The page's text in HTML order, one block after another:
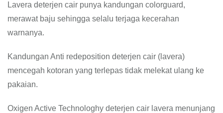
Lavera deterjen cair punya kandungan colorguard,
merawat baju sehingga selalu terjaga kecerahan
warnanya.
Kandungan Anti redeposition deterjen cair (lavera)
mencegah kotoran yang terlepas tidak melekat ulang ke
pakaian.
Oxigen Active Technologhy deterjen cair lavera menunjang